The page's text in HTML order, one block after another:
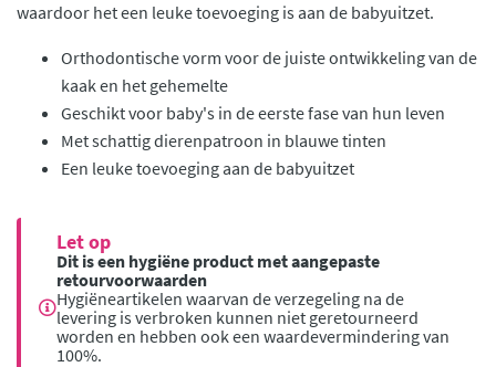
waardoor het een leuke toevoeging is aan de babyuitzet.
Orthodontische vorm voor de juiste ontwikkeling van de
kaak en het gehemelte
Geschikt voor baby's in de eerste fase van hun leven
Met schattig dierenpatroon in blauwe tinten
Een leuke toevoeging aan de babyuitzet
Let op
Dit is een hygiëne product met aangepaste
retourvoorwaarden
Hygiëneartikelen waarvan de verzegeling na de
levering is verbroken kunnen niet geretourneerd
worden en hebben ook een waardevermindering van
100%.